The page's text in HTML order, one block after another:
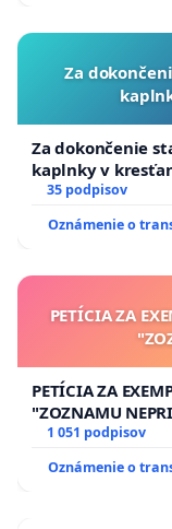
Za
Za dokončenie
kaplnky v
35 podpisov
Oznámenie o
PETÍCIA ZA
PETÍCIA ZA
"ZOZNAMU
1 051 podpisov
Oznámenie o